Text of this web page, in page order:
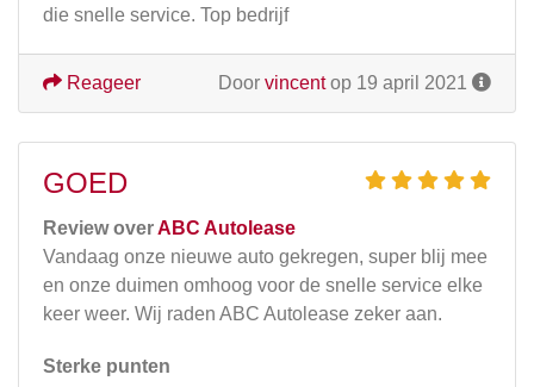
die snelle service. Top bedrijf
Door vincentop 19 april 2021
Reageer
GOED
Review overABC Autolease
Vandaag onze nieuwe auto gekregen, super blij mee
en onze duimen omhoog voor de snelle service elke
keer weer. Wij raden ABC Autolease zeker aan.
Sterke punten